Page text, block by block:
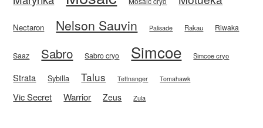
Nectaron Nelson Sauvin Palisade Rakau Riwaka
Saaz Sabro Sabro cryo Simcoe Simcoe cryo
Strata Sybilla Talus Tettnanger Tomahawk
Vic Secret Warrior Zeus Zula